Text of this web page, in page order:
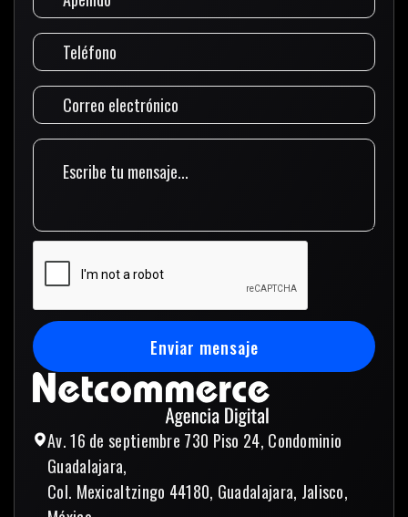
Av. 16 de septiembre 730 Piso 24, Condominio
Guadalajara,
Col. Mexicaltzingo 44180, Guadalajara, Jalisco,
Enviar mensaje
Enviar mensaje